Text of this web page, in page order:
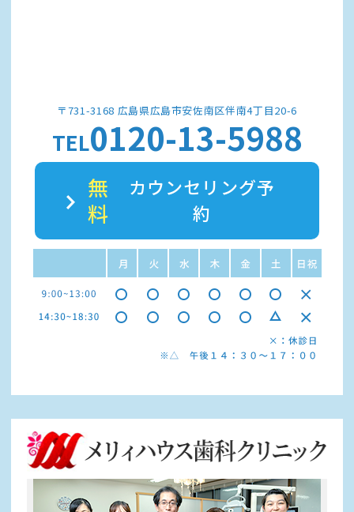
〒731-3168 広島県広島市安佐南区伴南4丁目20-6
TEL0120-13-5988
無
料
カウンセリング予
約